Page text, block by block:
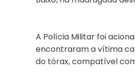
A Polícia Militar foi
encontraram a vítima
do tórax, compatível